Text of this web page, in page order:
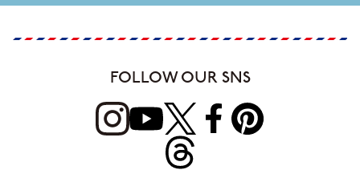
FOLLOW OUR SNS